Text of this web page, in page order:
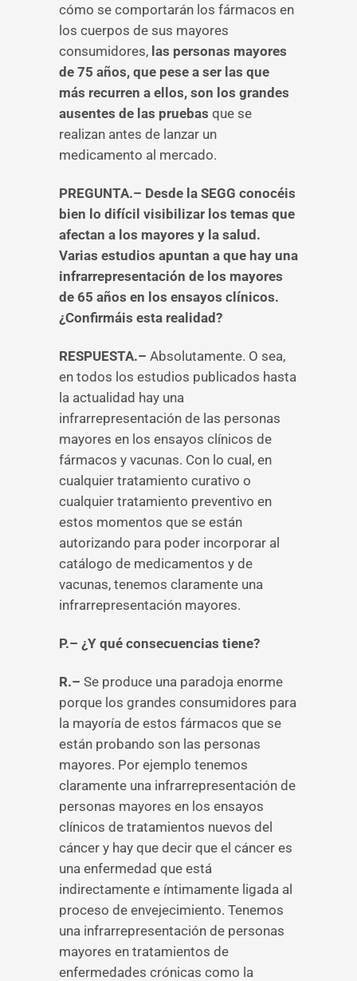
cómo se comportarán los fármacos en
los cuerpos de sus mayores
consumidores, las personas mayores
de 75 años, que pese a ser las que
más recurren a ellos, son los grandes
ausentes de las pruebas que se
realizan antes de lanzar un
medicamento al mercado.
PREGUNTA.– Desde la SEGG conocéis
bien lo difícil visibilizar los temas que
afectan a los mayores y la salud.
Varias estudios apuntan a que hay una
infrarrepresentación de los mayores
de 65 años en los ensayos clínicos.
¿Confirmáis esta realidad?
RESPUESTA.– Absolutamente. O sea,
en todos los estudios publicados hasta
la actualidad hay una
infrarrepresentación de las personas
mayores en los ensayos clínicos de
fármacos y vacunas. Con lo cual, en
cualquier tratamiento curativo o
cualquier tratamiento preventivo en
estos momentos que se están
autorizando para poder incorporar al
catálogo de medicamentos y de
vacunas, tenemos claramente una
infrarrepresentación mayores.
P.– ¿Y qué consecuencias tiene?
R.– Se produce una paradoja enorme
porque los grandes consumidores para
la mayoría de estos fármacos que se
están probando son las personas
mayores. Por ejemplo tenemos
claramente una infrarrepresentación de
personas mayores en los ensayos
clínicos de tratamientos nuevos del
cáncer y hay que decir que el cáncer es
una enfermedad que está
indirectamente e íntimamente ligada al
proceso de envejecimiento. Tenemos
una infrarrepresentación de personas
mayores en tratamientos de
enfermedades crónicas como la